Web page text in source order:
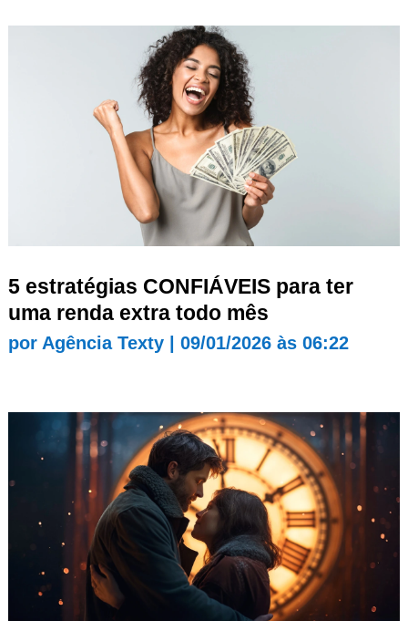
5 estratégias CONFIÁVEIS para ter
uma renda extra todo mês
por Agência Texty| 09/01/2026 às 06:22